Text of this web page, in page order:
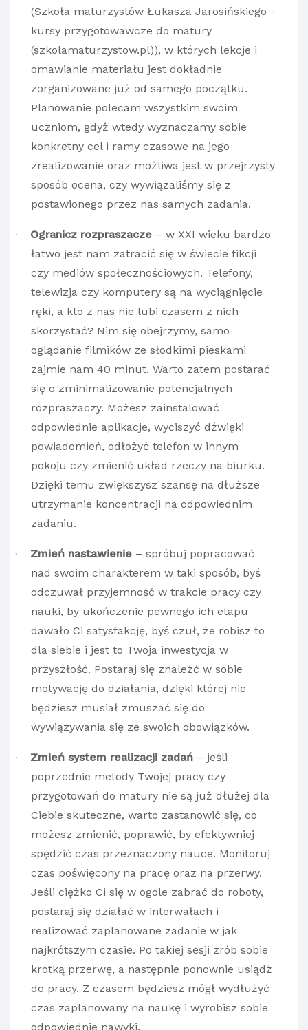
(Szkoła maturzystów Łukasza Jarosińskiego -
kursy przygotowawcze do matury
(szkolamaturzystow.pl)), w których lekcje i
omawianie materiału jest dokładnie
zorganizowane już od samego początku.
Planowanie polecam wszystkim swoim
uczniom, gdyż wtedy wyznaczamy sobie
konkretny cel i ramy czasowe na jego
zrealizowanie oraz możliwa jest w przejrzysty
sposób ocena, czy wywiązaliśmy się z
postawionego przez nas samych zadania.
· Ogranicz rozpraszacze – w XXI wieku bardzo
łatwo jest nam zatracić się w świecie fikcji
czy mediów społecznościowych. Telefony,
telewizja czy komputery są na wyciągnięcie
ręki, a kto z nas nie lubi czasem z nich
skorzystać? Nim się obejrzymy, samo
oglądanie filmików ze słodkimi pieskami
zajmie nam 40 minut. Warto zatem postarać
się o zminimalizowanie potencjalnych
rozpraszaczy. Możesz zainstalować
odpowiednie aplikacje, wyciszyć dźwięki
powiadomień, odłożyć telefon w innym
pokoju czy zmienić układ rzeczy na biurku.
Dzięki temu zwiększysz szansę na dłuższe
utrzymanie koncentracji na odpowiednim
zadaniu.
· Zmień nastawienie – spróbuj popracować
nad swoim charakterem w taki sposób, byś
odczuwał przyjemność w trakcie pracy czy
nauki, by ukończenie pewnego ich etapu
dawało Ci satysfakcję, byś czuł, że robisz to
dla siebie i jest to Twoja inwestycja w
przyszłość. Postaraj się znaleźć w sobie
motywację do działania, dzięki której nie
będziesz musiał zmuszać się do
wywiązywania się ze swoich obowiązków.
· Zmień system realizacji zadań – jeśli
poprzednie metody Twojej pracy czy
przygotowań do matury nie są już dłużej dla
Ciebie skuteczne, warto zastanowić się, co
możesz zmienić, poprawić, by efektywniej
spędzić czas przeznaczony nauce. Monitoruj
czas poświęcony na pracę oraz na przerwy.
Jeśli ciężko Ci się w ogóle zabrać do roboty,
postaraj się działać w interwałach i
realizować zaplanowane zadanie w jak
najkrótszym czasie. Po takiej sesji zrób sobie
krótką przerwę, a następnie ponownie usiądź
do pracy. Z czasem będziesz mógł wydłużyć
czas zaplanowany na naukę i wyrobisz sobie
odpowiednie nawyki.